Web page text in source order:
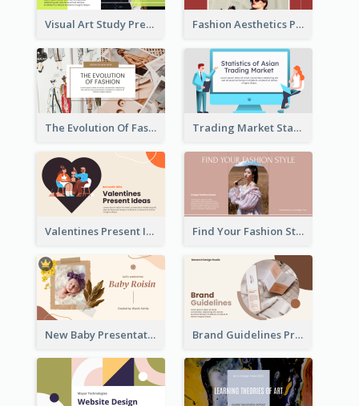
Visual Art Study Presentation Fashion Aesthetics Presentation
The Evolution Of Fashion Presentation Trading Market Statistics Presentation
Valentines Present Ideas Presentation Find Your Fashion Style Presentation
New Baby Presentation Brand Guidelines Presentation